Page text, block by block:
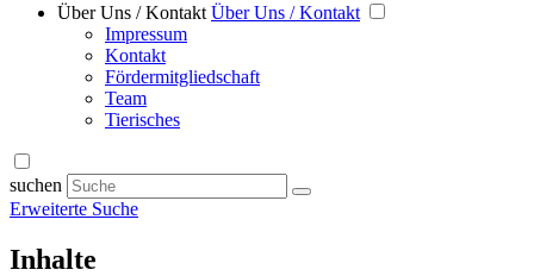
Über Uns / Kontakt Über Uns / Kontakt
Impressum
Kontakt
Fördermitgliedschaft
Team
Tierisches
suchen
Erweiterte Suche
Inhalte